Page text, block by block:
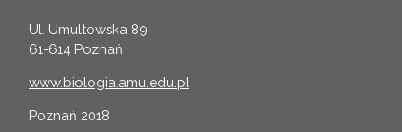
Ul. Umultowska 89
61-614 Poznań
www.biologia.amu.edu.pl
Poznań 2018